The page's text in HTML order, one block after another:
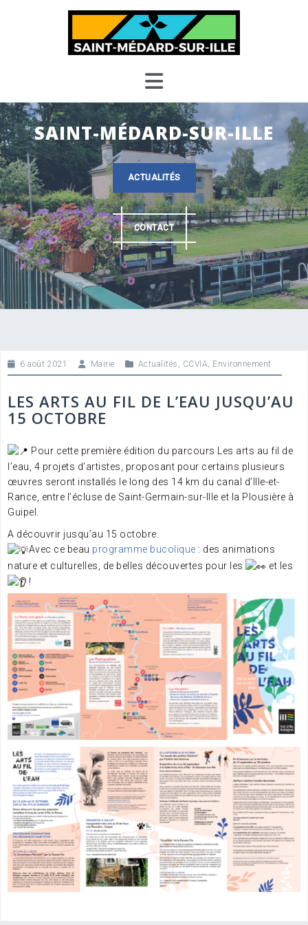
SAINT-MÉDARD-SUR-ILLE
ACTUALITÉS
CONTACT
6 août 2021 Mairie Actualités , CCVIA, Environnement
LES ARTS AU FIL DE L’EAU JUSQU’AU
15 OCTOBRE
Pour cette première édition du parcours Les arts au fil de
l’eau, 4 projets d’artistes, proposant pour certains plusieurs
œuvres seront installés le long des 14 km du canal d’Ille-et-
Rance, entre l’écluse de Saint-Germain-sur-Ille et la Plousière à
Guipel.
A découvrir jusqu’au 15 octobre.
Avec ce beau programme bucolique : des animations
nature et culturelles, de belles découvertes pour les
et les
!